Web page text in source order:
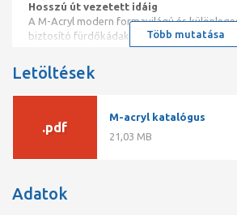
Hosszú út vezetett idáig
A M-Acryl modern formavilágú és
biztosító fürdőkádak. Ez idő alatt nem csak
alapanyagból készült kádakat hoztunk
kikapcsolódás lehetőségét is. Családok,
ajánlanak minket egymásnak, nincs ennél
Élményfürdő mindennap!
magáról a mindennapok nehézségeit. A
méretű kádak között garantáltan
Több mutatása
Letöltések
.pdf
M-acryl katalógus
21,03 MB
Adatok